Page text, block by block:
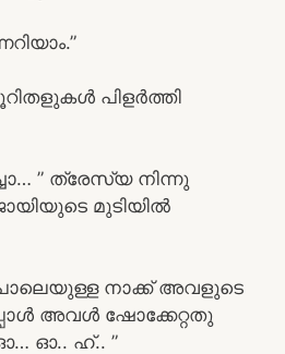
പിളർത്തി
” ത്രേസ്യ നിന്നു
മുടിയിൽ
നാക്ക് അവളുടെ
അവൾ ഷോക്കേറ്റതു
ഓ.. ഹ്.. ”